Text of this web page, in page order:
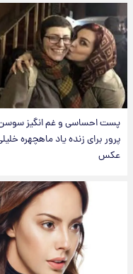
پست احساسی و غم انگیز سوسن
پرور برای زنده یاد ماهچهره خلیلی+
عکس